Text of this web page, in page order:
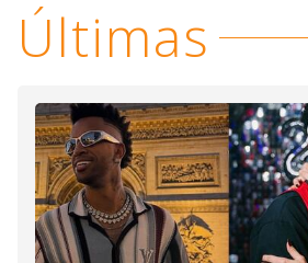
Últimas